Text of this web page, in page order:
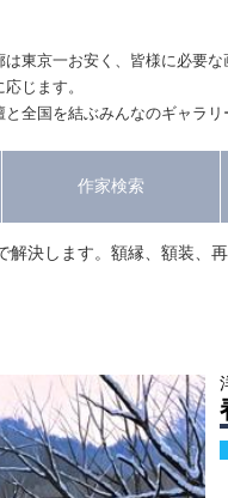
は東京一お安く、皆様に必要
じます。
と全国を結ぶみんなのギャラリ
作家検索
解決します。額縁、額装、